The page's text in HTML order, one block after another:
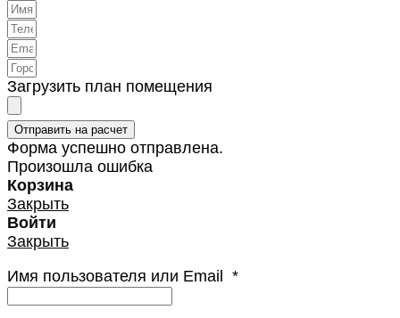
Загрузить план помещения
Отправить на расчет
Форма успешно отправлена.
Произошла ошибка
Корзина
Закрыть
Войти
Закрыть
Имя пользователя или Email *